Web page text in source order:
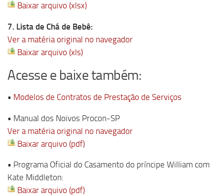
Baixar arquivo (xlsx)
7. Lista de Chá de Bebê:
Ver a matéria original no navegador
Baixar arquivo (xls)
Acesse e baixe também:
• Modelos de Contratos de Prestação de Serviços
• Manual dos Noivos Procon-SP
Ver a matéria original no navegador
Baixar arquivo (pdf)
• Programa Oficial do Casamento do príncipe William com
Kate Middleton:
Baixar arquivo (pdf)